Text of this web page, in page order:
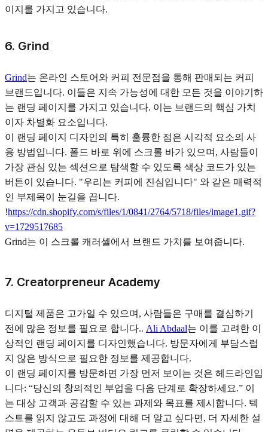
이지를 가지고 있습니다.
6. Grind
Grind는 온라인 스토어와 커피 전문점을 통해 판매되는 커피
브랜드입니다. 이들은 지속 가능성에 대한 모든 것을 이야기하
는 랜딩 페이지를 가지고 있습니다. 이는 브랜드의 핵심 가치
이자 차별화 요소입니다.
이 랜딩 페이지 디자인의 특히 훌륭한 점은 시각적 요소의 사
용 방법입니다. 폴드 바로 위에 스크롤 바가 있으며, 사람들이
가장 관심 있는 섹션으로 탐색할 수 있도록 색상 코드가 있는
버튼이 있습니다. "우리는 커피에 진심입니다" 와 같은 매력적
인 부제목이 눈길을 끕니다.
!https://cdn.shopify.com/s/files/1/0841/2764/5718/files/image1.gif?
v=1729517685
Grind는 이 스크롤 캐러셀에서 브랜드 가치를 보여줍니다.
7. Creatorpreneur Academy
디지털 제품은 고가일 수 있으며, 사람들은 구매를 결심하기
전에 많은 정보를 필요로 합니다.. Ali Abdaal는 이를 고려한 이
상적인 랜딩 페이지를 디자인했습니다. 방문자에게 부담스럽
지 않은 방식으로 필요한 정보를 제공합니다.
이 랜딩 페이지를 방문하면 가장 먼저 보이는 것은 헤드라인입
니다: “당신의 창의적인 부업을 다음 단계로 확장하세요.” 이
는 대상 고객과 공감할 수 있는 과제와 목표를 제시합니다. 텍
스트를 읽지 않고도 과정에 대해 더 알고 싶다면, 더 자세한 설